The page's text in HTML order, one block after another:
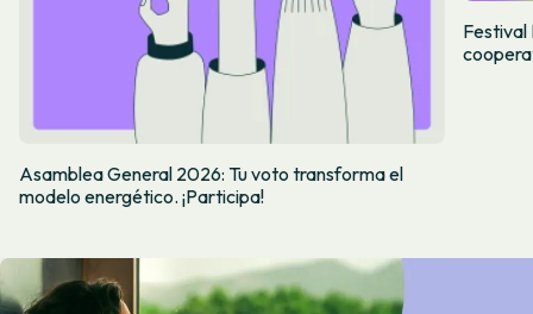
Asamblea General 2026: Tu voto transforma el
modelo energético. ¡Participa!
Festival